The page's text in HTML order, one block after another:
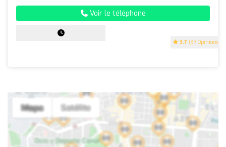
3.7 (37 Opinions)
Voir le téléphone